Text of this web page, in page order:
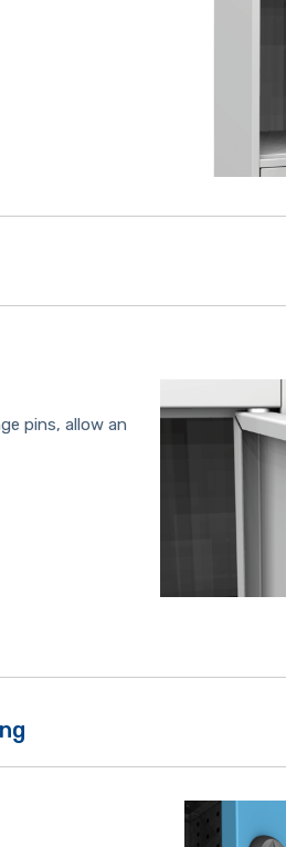
pins, allow an